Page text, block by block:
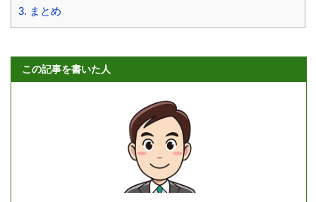
3. まとめ
この記事を書いた人